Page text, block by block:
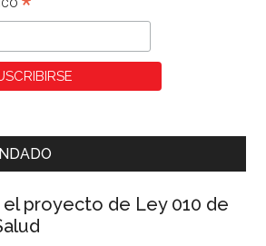
el proyecto de Ley 010 de